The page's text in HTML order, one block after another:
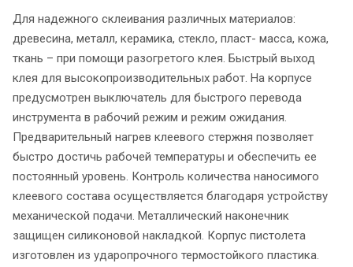
Для надежного склеивания различных материалов:
древесина, металл, керамика, стекло, пласт- масса, кожа,
ткань – при помощи разогретого клея. Быстрый выход
клея для высокопроизводительных работ. На корпусе
предусмотрен выключатель для быстрого перевода
инструмента в рабочий режим и режим ожидания.
Предварительный нагрев клеевого стержня позволяет
быстро достичь рабочей температуры и обеспечить ее
постоянный уровень. Контроль количества наносимого
клеевого состава осуществляется благодаря устройству
механической подачи. Металлический наконечник
защищен силиконовой накладкой. Корпус пистолета
изготовлен из ударопрочного термостойкого пластика.